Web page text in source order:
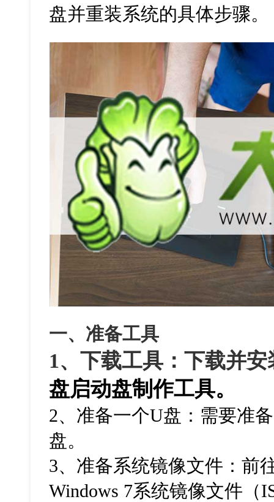
盘并重装系统的具体步骤。
一、准备工具
1、下载工具：下载并
盘启动盘制作工具。
2、准备一个U盘：需要准
盘。
3、准备系统镜像文件：前
Windows 7系统镜像文件（